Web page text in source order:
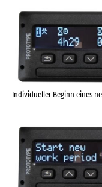
Individueller Beginn eines